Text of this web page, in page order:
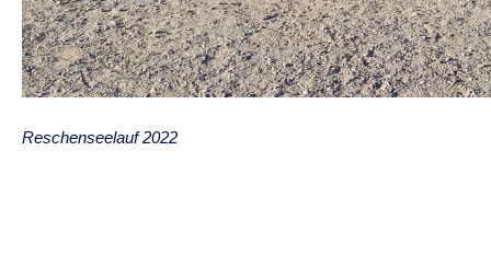
Reschenseelauf 2022